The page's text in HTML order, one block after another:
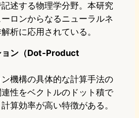
述する物理学分野。本研究
ロンからなるニューラルネ
析に応用されている。
ョン（Dot-Product
機構の具体的な計算手法の
性をベクトルのドット積で
算効率が高い特徴がある。